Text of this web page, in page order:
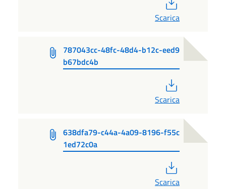
Scarica
787043cc-48fc-48d4-b12c-eed9
b67bdc4b
Scarica
638dfa79-c44a-4a09-8196-f55c
1ed72c0a
Scarica